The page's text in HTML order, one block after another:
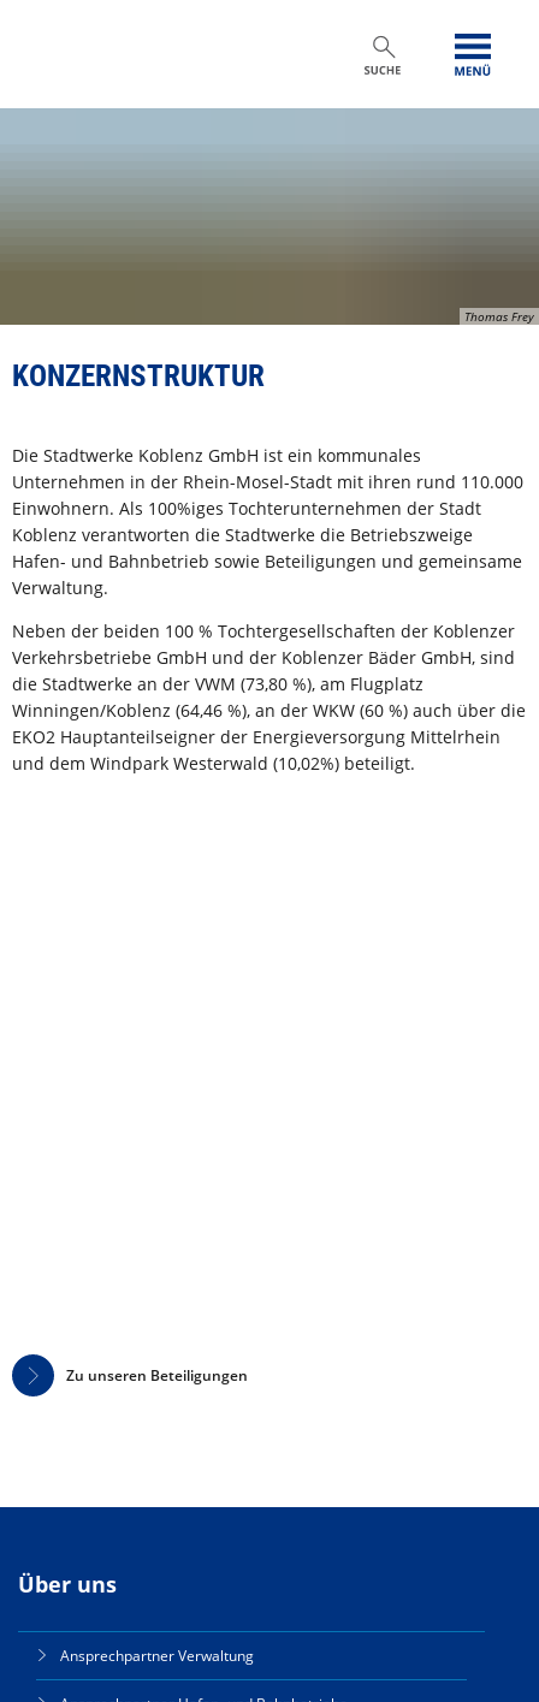
Thomas Frey
KONZERNSTRUKTUR
Die Stadtwerke Koblenz GmbH ist ein kommunales
Unternehmen in der Rhein-Mosel-Stadt mit ihren rund 110.000
Einwohnern. Als 100%iges Tochterunternehmen der Stadt
Koblenz verantworten die Stadtwerke die Betriebszweige
Hafen- und Bahnbetrieb sowie Beteiligungen und gemeinsame
Verwaltung.
Neben der beiden 100 % Tochtergesellschaften der Koblenzer
Verkehrsbetriebe GmbH und der Koblenzer Bäder GmbH, sind
die Stadtwerke an der VWM (73,80 %), am Flugplatz
Winningen/Koblenz (64,46 %), an der WKW (60 %) auch über die
EKO2 Hauptanteilseigner der Energieversorgung Mittelrhein
und dem Windpark Westerwald (10,02%) beteiligt.
Zu unseren Beteiligungen
Über uns
Ansprechpartner Verwaltung